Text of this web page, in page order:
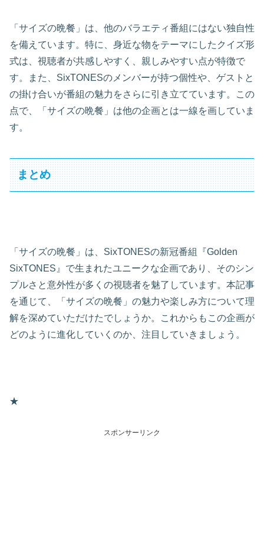
「サイズの晩餐」は、他のバラエティ番組にはない独自性
を備えています。特に、身近な物をテーマにしたクイズ形
式は、視聴者が共感しやすく、親しみやすい点が特徴で
す。また、SixTONESのメンバーが持つ個性や、ゲストと
の掛け合いが番組の魅力をさらに引き立てています。この
点で、「サイズの晩餐」は他の企画とは一線を画していま
す。
まとめ
「サイズの晩餐」は、SixTONESの新冠番組『Golden
SixTONES』で生まれたユニークな企画であり、そのシン
プルさと意外性が多くの視聴者を魅了しています。本記事
を通じて、「サイズの晩餐」の魅力や楽しみ方について理
解を深めていただけたでしょうか。これからもこの企画が
どのように進化していくのか、注目していきましょう。
★
スポンサーリンク